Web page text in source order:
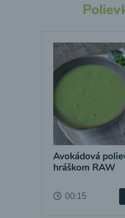
Avokádová
hráškom RAW
00:15